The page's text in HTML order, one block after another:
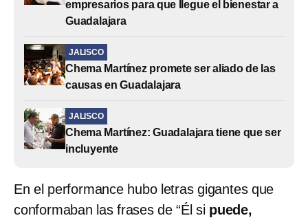
empresarios para que llegue el bienestar a
Guadalajara
JALISCO
Chema Martínez promete ser aliado de las
causas en Guadalajara
JALISCO
Chema Martínez: Guadalajara tiene que ser
incluyente
En el performance hubo letras gigantes que
conformaban las frases de “Él si puede,